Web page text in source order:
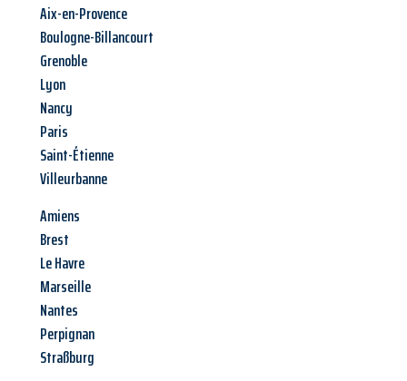
Aix-en-Provence
Boulogne-Billancourt
Grenoble
Lyon
Nancy
Paris
Saint-Étienne
Villeurbanne
Amiens
Brest
Le Havre
Marseille
Nantes
Perpignan
Straßburg